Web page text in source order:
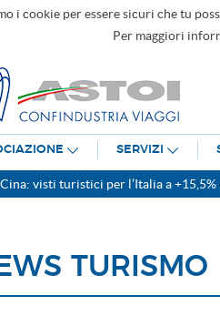
i cookie per essere sicuri che tu
Per maggiori
SERVIZI
Cina: visti turistici per l’Italia a +15,5%
TURISMO